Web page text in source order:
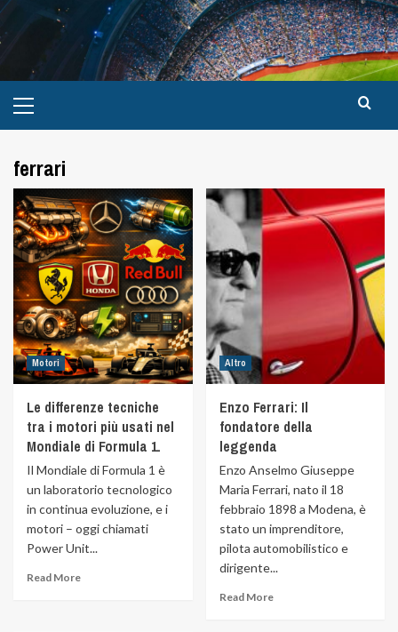
ferrari
Motori
Le differenze tecniche
tra i motori più usati nel
Mondiale di Formula 1.
Il Mondiale di Formula 1 è
un laboratorio tecnologico
in continua evoluzione, e i
motori – oggi chiamati
Power Unit...
Read More
Altro
Enzo Ferrari: Il
fondatore della
leggenda
Enzo Anselmo Giuseppe
Maria Ferrari, nato il 18
febbraio 1898 a Modena, è
stato un imprenditore,
pilota automobilistico e
dirigente...
Read More